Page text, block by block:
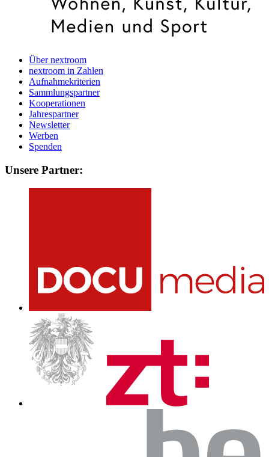
Über nextroom
nextroom in Zahlen
Aufnahmekriterien
Sammlungspartner
Kooperationen
Jahrespartner
Newsletter
Werben
Spenden
Unsere Partner: